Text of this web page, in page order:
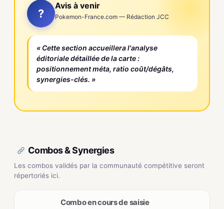
?
Avis à venir
Pokemon-France.com — Rédaction JCC
« Cette section accueillera l'analyse
éditoriale détaillée de la carte :
positionnement méta, ratio coût/dégâts,
synergies-clés. »
Combos & Synergies
Les combos validés par la communauté compétitive seront
répertoriés ici.
Combo en cours de saisie